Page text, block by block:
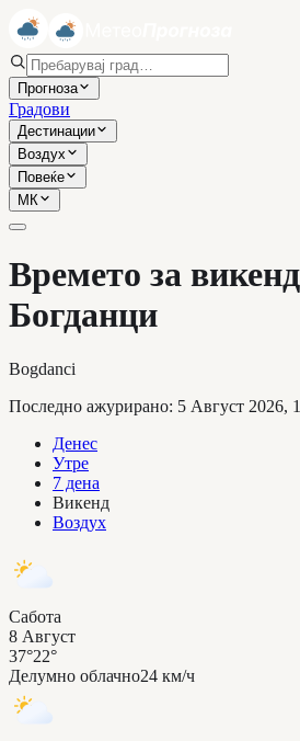
Прогноза
Градови
Дестинации
Воздух
Повеќе
МК
Времето за
Богданци
Bogdanci
Последно ажурирано: 5 Август 2026,
Денес
Утре
7 дена
Викенд
Воздух
Сабота
8 Август
37°22°
Делумно облачно24 км/ч